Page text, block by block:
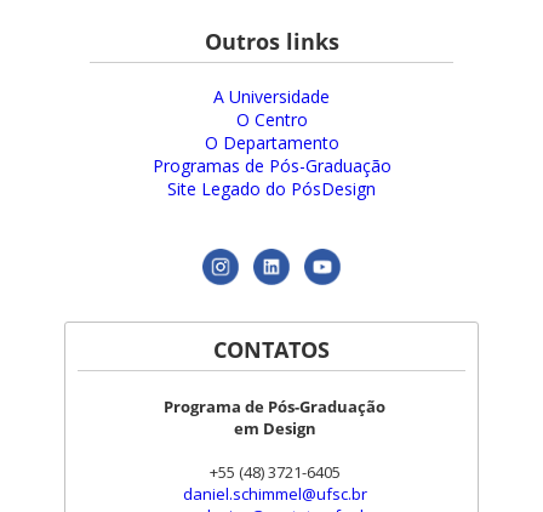
Outros links
A Universidade
O Centro
O Departamento
Programas de Pós-Graduação
Site Legado do PósDesign
CONTATOS
Programa de Pós-Graduação
em Design
+55 (48) 3721-6405
daniel.schimmel@ufsc.br